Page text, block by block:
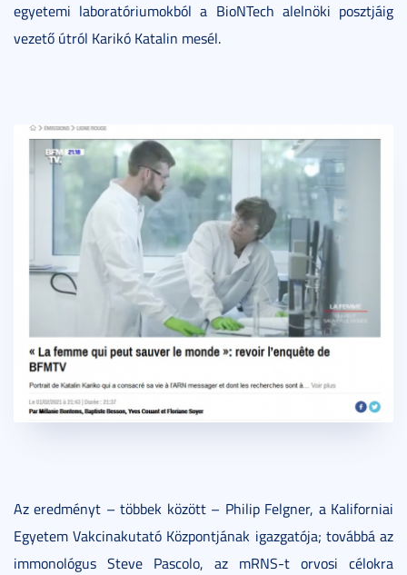
egyetemi laboratóriumokból a BioNTech alelnöki posztjáig
vezető útról Karikó Katalin mesél.
Az eredményt – többek között – Philip Felgner, a Kaliforniai
Egyetem Vakcinakutató Központjának igazgatója; továbbá az
immonológus Steve Pascolo, az mRNS-t orvosi célokra